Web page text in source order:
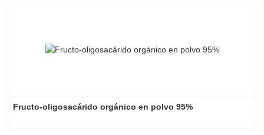
Fructo-oligosacárido orgánico en polvo 95%